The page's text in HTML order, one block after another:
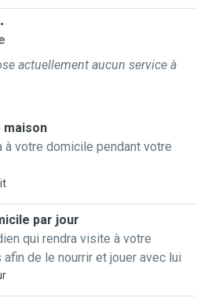
besoin (si betises ou mettre au
ni agressif. Mon but est avant tout
occupé du dressage de notre
faire de l agility.
force de renforcement positif et
ai eu une fois adulte a faire des
jusqu au parc (j avais un
trop de voitures juste a la porte
actuellement aucun service à
maison
à votre domicile pendant votre
par jour
qui rendra visite à votre
de le nourrir et jouer avec lui